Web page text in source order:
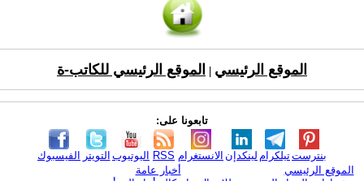
الموقع الرئيسي الموقع الرئيسي للكاتب-ة
تابعونا على:
الفيسبوك التويتر اليوتيوب RSS الانستغرام لينكدإن تيلكرامبنترست
الموقع الرئيسي
أخبار عامة